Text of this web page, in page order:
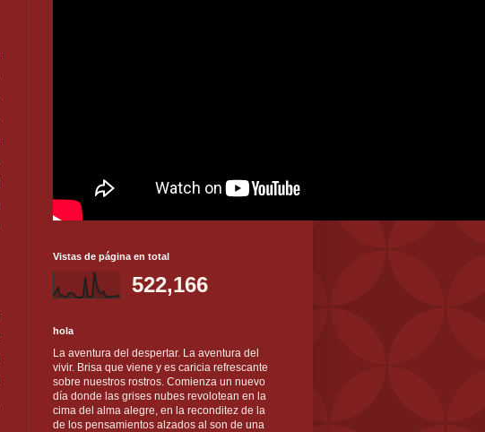
Vistas de página en total
522,166
hola
La aventura del despertar. La aventura del
vivir. Brisa que viene y es caricia refrescante
sobre nuestros rostros. Comienza un nuevo
día donde las grises nubes revolotean en la
cima del alma alegre, en la reconditez de la
de los pensamientos alzados al son de una